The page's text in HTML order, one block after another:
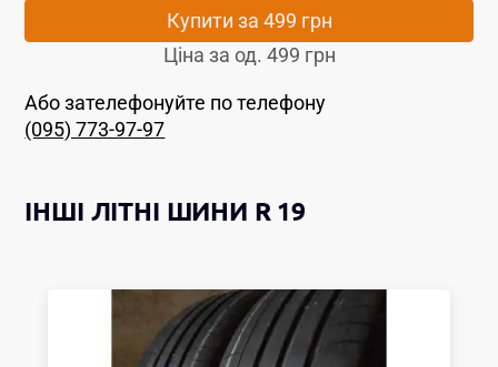
Купити за 499 грн
Ціна за од. 499 грн
Або зателефонуйте по телефону
(095) 773-97-97
ІНШІ ЛІТНІ ШИНИ R 19